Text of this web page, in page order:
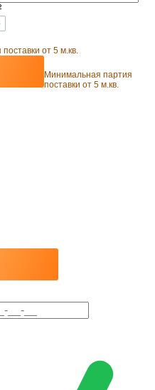
от 5 м.кв.
Минимальная партия
поставки от 5 м.кв.